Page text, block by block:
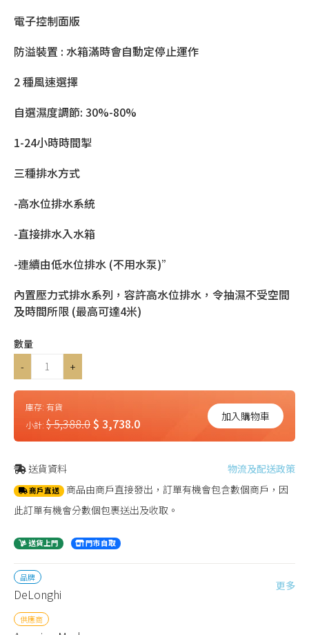
電子控制面版
防溢裝置 : 水箱滿時會自動定停止運作
2 種風速選擇
自選濕度調節: 30%-80%
1-24小時時間掣
三種排水方式
-高水位排水系統
-直接排水入水箱
-連續由低水位排水 (不用水泵)”
內置壓力式排水系列，容許高水位排水，令抽濕不受空間
及時間所限 (最高可達4米)
數量
-
+
庫存: 有貨
小計: $ 5,388.0$ 3,738.0 加入購物車
送貨資料 物流及配送政策
商戶直送 商品由商戶直接發出，訂單有機會包含數個商戶，因
此訂單有機會分數個包裹送出及收取。
送貨上門 門市自取
品牌
DeLonghi
更多
供應商